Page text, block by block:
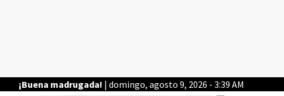
¡Buena madrugada! | domingo, agosto 9, 2026 - 3:39 AM